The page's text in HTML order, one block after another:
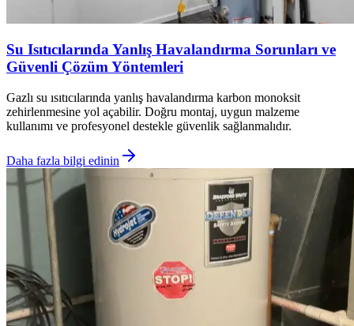
Su Isıtıcılarında Yanlış Havalandırma Sorunları ve
Güvenli Çözüm Yöntemleri
Gazlı su ısıtıcılarında yanlış havalandırma karbon monoksit
zehirlenmesine yol açabilir. Doğru montaj, uygun malzeme
kullanımı ve profesyonel destekle güvenlik sağlanmalıdır.
Daha fazla bilgi edinin